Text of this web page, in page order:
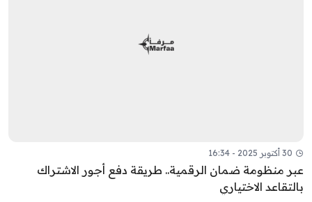
30 أكتوبر 2025 - 16:34
عبر منظومة ضمان الرقمية.. طريقة دفع أجور الاشتراك
بالتقاعد الاختياري